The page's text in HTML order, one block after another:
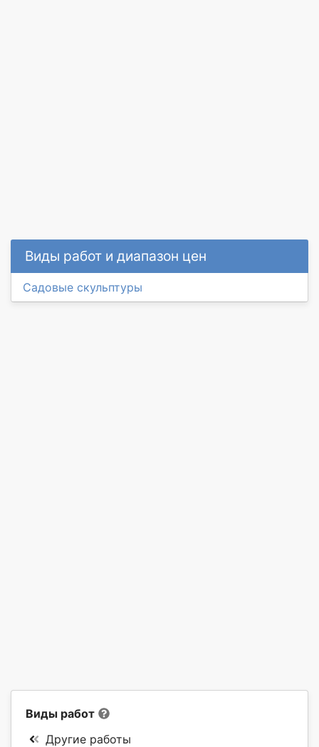
Виды работ и диапазон цен
Садовые скульптуры
Виды работ
Другие работы